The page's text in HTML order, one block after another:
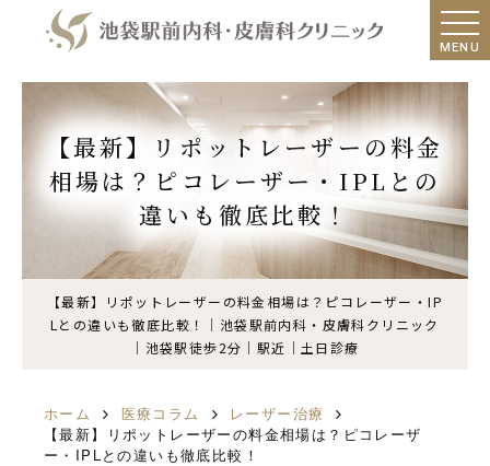
MENU
【最新】リポットレーザーの料金
相場は？ピコレーザー・IPLとの
違いも徹底比較！
【最新】リポットレーザーの料金相場は？ピコレーザー・IP
Lとの違いも徹底比較！｜池袋駅前内科・皮膚科クリニック
｜池袋駅徒歩2分｜駅近｜土日診療
ホーム 医療コラム
レーザー治療
【最新】リポットレーザーの料金相場は？ピコレーザ
ー・IPLとの違いも徹底比較！